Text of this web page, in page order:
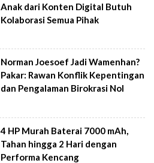
Anak dari Konten Digital Butuh
Kolaborasi Semua Pihak
Norman Joesoef Jadi Wamenhan?
Pakar: Rawan Konflik Kepentingan
dan Pengalaman Birokrasi Nol
4 HP Murah Baterai 7000 mAh,
Tahan hingga 2 Hari dengan
Performa Kencang